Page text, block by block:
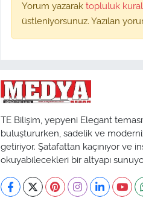
Yorum yazarak topluluk
üstleniyorsunuz. Yazılan
TE Bilişim, yepyeni Elegant
buluştururken, sadelik ve
getiriyor. Şatafattan kaçınıyor ve
okuyabilecekleri bir altyapı